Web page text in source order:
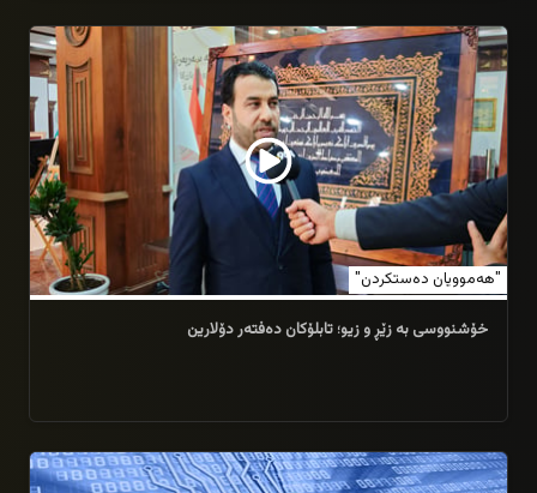
"هەموویان دەستکردن"
خۆشنووسی بە زێڕ و زیو؛ تابلۆکان دەفتەر دۆلارین